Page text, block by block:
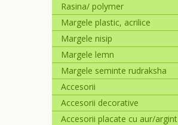
Rasina/ polymer
Margele plastic, acrilice
Margele nisip
Margele lemn
Margele seminte rudraksha
Accesorii
Accesorii decorative
Accesorii placate cu aur/argint